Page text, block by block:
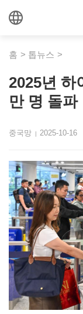
홈 > 톱뉴스 >
2025년 하
만 명 돌파
중국망 | 2025-10-16